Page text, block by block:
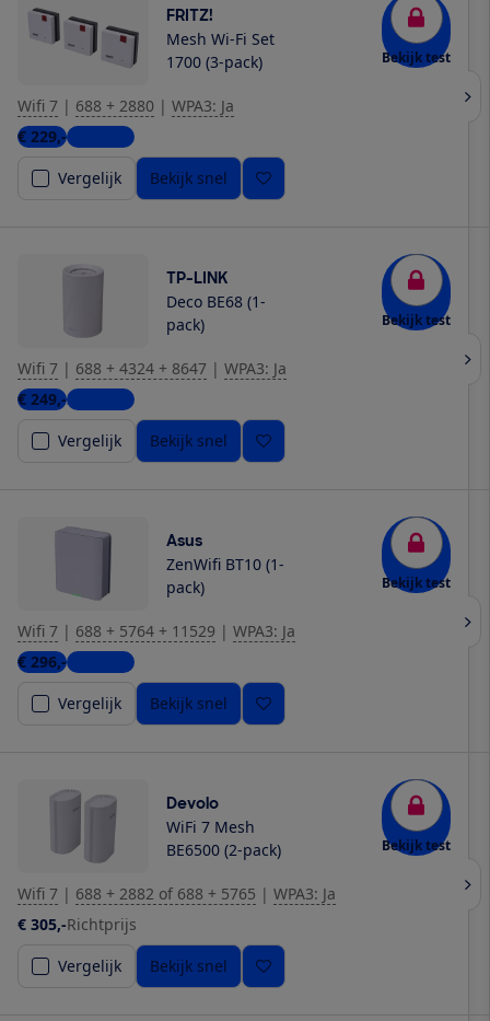
FRITZ!
Mesh Wi-Fi Set
1700 (3-pack)
Bekijk test
Wifi 7 | 688 + 2880 | WPA3: Ja
€ 229,-4 winkels
Vergelijk
Bekijk snel
TP-LINK
Deco BE68 (1-
pack)
Bekijk test
Wifi 7 | 688 + 4324 + 8647 | WPA3: Ja
€ 249,-2 winkels
Vergelijk
Bekijk snel
Asus
ZenWifi BT10 (1-
pack)
Bekijk test
Wifi 7 | 688 + 5764 + 11529 | WPA3: Ja
€ 296,-6 winkels
Vergelijk
Bekijk snel
Devolo
WiFi 7 Mesh
BE6500 (2-pack)
Bekijk test
Wifi 7 | 688 + 2882 of 688 + 5765 | WPA3: Ja
€ 305,-Richtprijs
Vergelijk
Bekijk snel